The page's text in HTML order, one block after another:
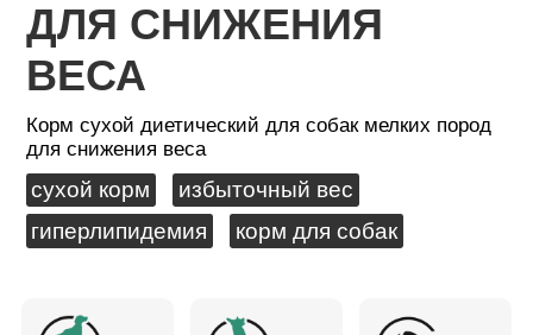
ДЛЯ СНИЖЕНИЯ
ВЕСА
Корм сухой диетический для собак мелких пород
для снижения веса
сухой корм
избыточный вес
гиперлипидемия
корм для собак